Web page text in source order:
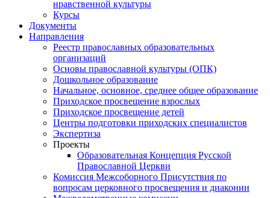
нравственной культуры
Курсы
Документы
Направления
Реестр православных образовательных
организаций
Основы православной культуры (ОПК)
Дошкольное образование
Начальное, основное, среднее общее образование
Приходское просвещение взрослых
Приходское просвещение детей
Центры подготовки приходских специалистов
Экспертиза
Проекты
Образовательная Концепция Русской
Православной Церкви
Комиссия Межсоборного Присутствия по
вопросам церковного просвещения и диаконии